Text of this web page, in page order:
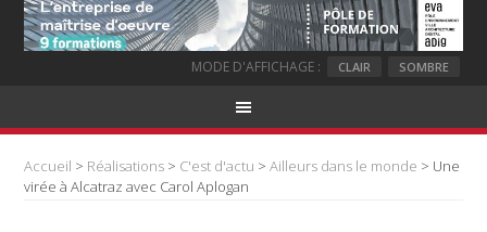
MODE D'AFFICHAGE : CLAIR SOMBRE
Accueil > Réalisations > C'est d'actu >Ailleurs dans le monde > Une
virée à Alcatraz avec Carol Aplogan